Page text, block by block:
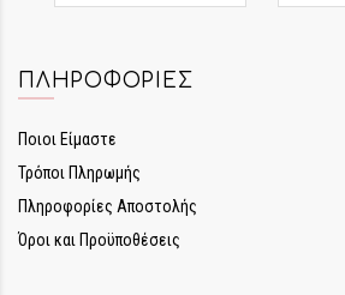
ΠΛΗΡΟΦΟΡΊΕΣ
Ποιοι Είμαστε
Τρόποι Πληρωμής
Πληροφορίες Αποστολής
Όροι και Προϋποθέσεις